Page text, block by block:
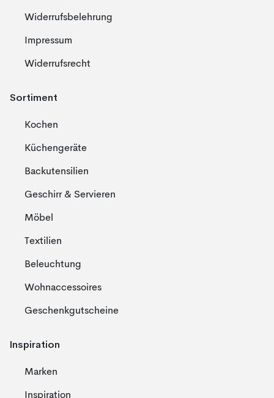
Widerrufsbelehrung
Impressum
Widerrufsrecht
Sortiment
Kochen
Küchengeräte
Backutensilien
Geschirr & Servieren
Möbel
Textilien
Beleuchtung
Wohnaccessoires
Geschenkgutscheine
Inspiration
Marken
Inspiration